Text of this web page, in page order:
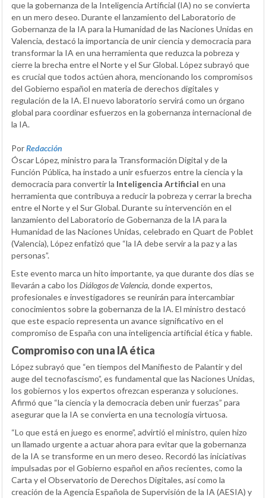
que la gobernanza de la Inteligencia Artificial (IA) no se convierta
en un mero deseo. Durante el lanzamiento del Laboratorio de
Gobernanza de la IA para la Humanidad de las Naciones Unidas en
Valencia, destacó la importancia de unir ciencia y democracia para
transformar la IA en una herramienta que reduzca la pobreza y
cierre la brecha entre el Norte y el Sur Global. López subrayó que
es crucial que todos actúen ahora, mencionando los compromisos
del Gobierno español en materia de derechos digitales y
regulación de la IA. El nuevo laboratorio servirá como un órgano
global para coordinar esfuerzos en la gobernanza internacional de
la IA.
PorRedacción
Óscar López, ministro para la Transformación Digital y de la
Función Pública, ha instado a unir esfuerzos entre la ciencia y la
democracia para convertir la Inteligencia Artificial en una
herramienta que contribuya a reducir la pobreza y cerrar la brecha
entre el Norte y el Sur Global. Durante su intervención en el
lanzamiento del Laboratorio de Gobernanza de la IA para la
Humanidad de las Naciones Unidas, celebrado en Quart de Poblet
(Valencia), López enfatizó que “la IA debe servir a la paz y a las
personas”.
Este evento marca un hito importante, ya que durante dos días se
llevarán a cabo los Diálogos de Valencia, donde expertos,
profesionales e investigadores se reunirán para intercambiar
conocimientos sobre la gobernanza de la IA. El ministro destacó
que este espacio representa un avance significativo en el
compromiso de España con una inteligencia artificial ética y fiable.
Compromiso con una IA ética
López subrayó que “en tiempos del Manifiesto de Palantir y del
auge del tecnofascismo”, es fundamental que las Naciones Unidas,
los gobiernos y los expertos ofrezcan esperanza y soluciones.
Afirmó que “la ciencia y la democracia deben unir fuerzas” para
asegurar que la IA se convierta en una tecnología virtuosa.
“Lo que está en juego es enorme”, advirtió el ministro, quien hizo
un llamado urgente a actuar ahora para evitar que la gobernanza
de la IA se transforme en un mero deseo. Recordó las iniciativas
impulsadas por el Gobierno español en años recientes, como la
Carta y el Observatorio de Derechos Digitales, así como la
creación de la Agencia Española de Supervisión de la IA (AESIA) y